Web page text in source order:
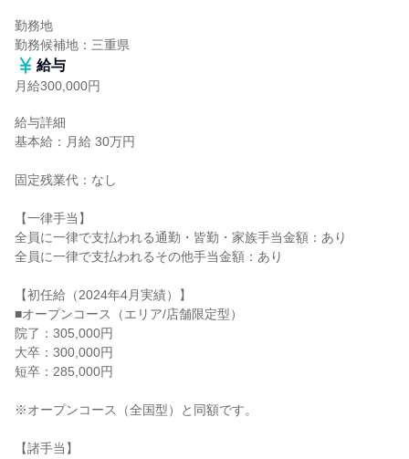
勤務地
勤務候補地：三重県
給与
月給300,000円
給与詳細
基本給：月給 30万円
固定残業代：なし
【一律手当】
全員に一律で支払われる通勤・皆勤・家族手当金額：あり
全員に一律で支払われるその他手当金額：あり
【初任給（2024年4月実績）】
■オープンコース（エリア/店舗限定型）
院了：305,000円
大卒：300,000円
短卒：285,000円
※オープンコース（全国型）と同額です。
【諸手当】